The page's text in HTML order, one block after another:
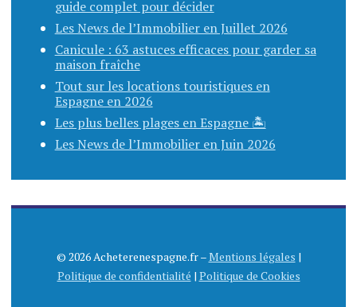
guide complet pour décider
Les News de l’Immobilier en Juillet 2026
Canicule : 63 astuces efficaces pour garder sa
maison fraîche
Tout sur les locations touristiques en
Espagne en 2026
Les plus belles plages en Espagne 🏝️
Les News de l’Immobilier en Juin 2026
© 2026 Acheterenespagne.fr –Mentions légales |
Politique de confidentialité | Politique de Cookies